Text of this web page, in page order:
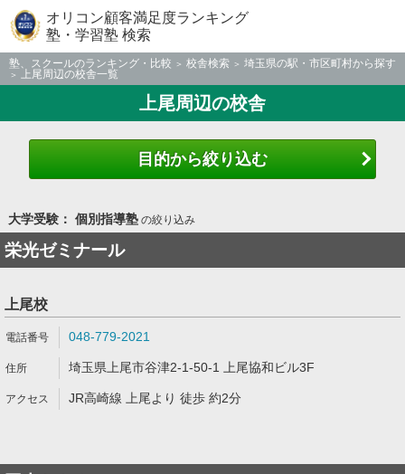
オリコン顧客満足度ランキング
塾・学習塾 検索
塾、スクールのランキング・比較 校舎検索
埼玉県の駅・市区町村から探す
上尾周辺の校舎一覧
上尾周辺の校舎
目的から絞り込む
大学受験： 個別指導塾の絞り込み
栄光ゼミナール
上尾校
048-779-2021
埼玉県上尾市谷津2-1-50-1 上尾協和ビル3F
JR高崎線 上尾より 徒歩 約2分